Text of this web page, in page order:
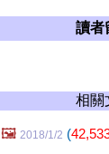
讀者
相關
🖼️ 2018/1/2 (